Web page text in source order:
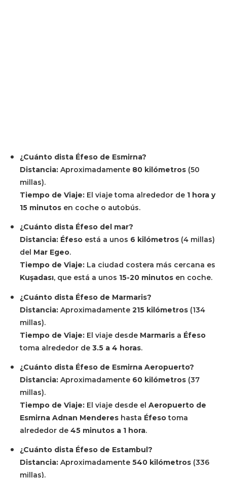
¿Cuánto dista Éfeso de Esmirna?
Distancia: Aproximadamente 80 kilómetros (50
millas).
Tiempo de Viaje: El viaje toma alrededor de 1 hora y
15 minutos en coche o autobús.
¿Cuánto dista Éfeso del mar?
Distancia: Éfeso está a unos 6 kilómetros (4 millas)
del Mar Egeo.
Tiempo de Viaje: La ciudad costera más cercana es
Kuşadası, que está a unos 15-20 minutos en coche.
¿Cuánto dista Éfeso de Marmaris?
Distancia: Aproximadamente 215 kilómetros (134
millas).
Tiempo de Viaje: El viaje desde Marmaris a Éfeso
toma alrededor de 3.5 a 4 horas.
¿Cuánto dista Éfeso de Esmirna Aeropuerto?
Distancia: Aproximadamente 60 kilómetros (37
millas).
Tiempo de Viaje: El viaje desde el Aeropuerto de
Esmirna Adnan Menderes hasta Éfesotoma
alrededor de 45 minutos a 1 hora.
¿Cuánto dista Éfeso de Estambul?
Distancia: Aproximadamente 540 kilómetros (336
millas).